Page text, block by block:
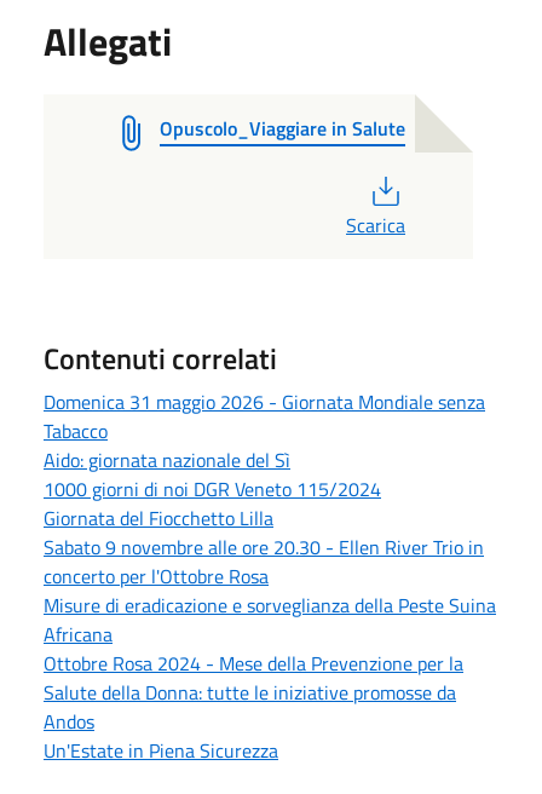
Allegati
Opuscolo_Viaggiare in Salute
Scarica
Contenuti correlati
Domenica 31 maggio 2026 - Giornata Mondiale senza
Tabacco
Aido: giornata nazionale del Sì
1000 giorni di noi DGR Veneto 115/2024
Giornata del Fiocchetto Lilla
Sabato 9 novembre alle ore 20.30 - Ellen River Trio in
concerto per l'Ottobre Rosa
Misure di eradicazione e sorveglianza della Peste Suina
Africana
Ottobre Rosa 2024 - Mese della Prevenzione per la
Salute della Donna: tutte le iniziative promosse da
Andos
Un'Estate in Piena Sicurezza